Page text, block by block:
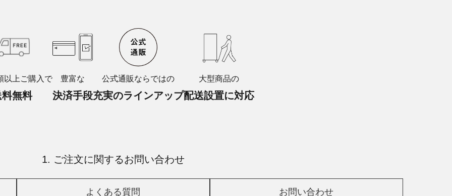
以上ご購入で
料無料
豊富な
決済手段
公式通販ならではの
充実のラインアップ
大型商品の
配送設置に対応
1. ご注文に関するお問い合わせ
よくある質問 お問い合わせ